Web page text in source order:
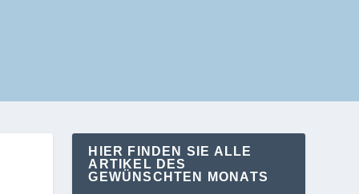
HIER FINDEN SIE ALLE
ARTIKEL DES
GEWÜNSCHTEN MONATS